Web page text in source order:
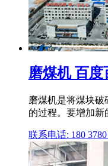
磨煤机 百度
磨煤机是将煤块
的过程。要增加新
联系电话: 180 3780